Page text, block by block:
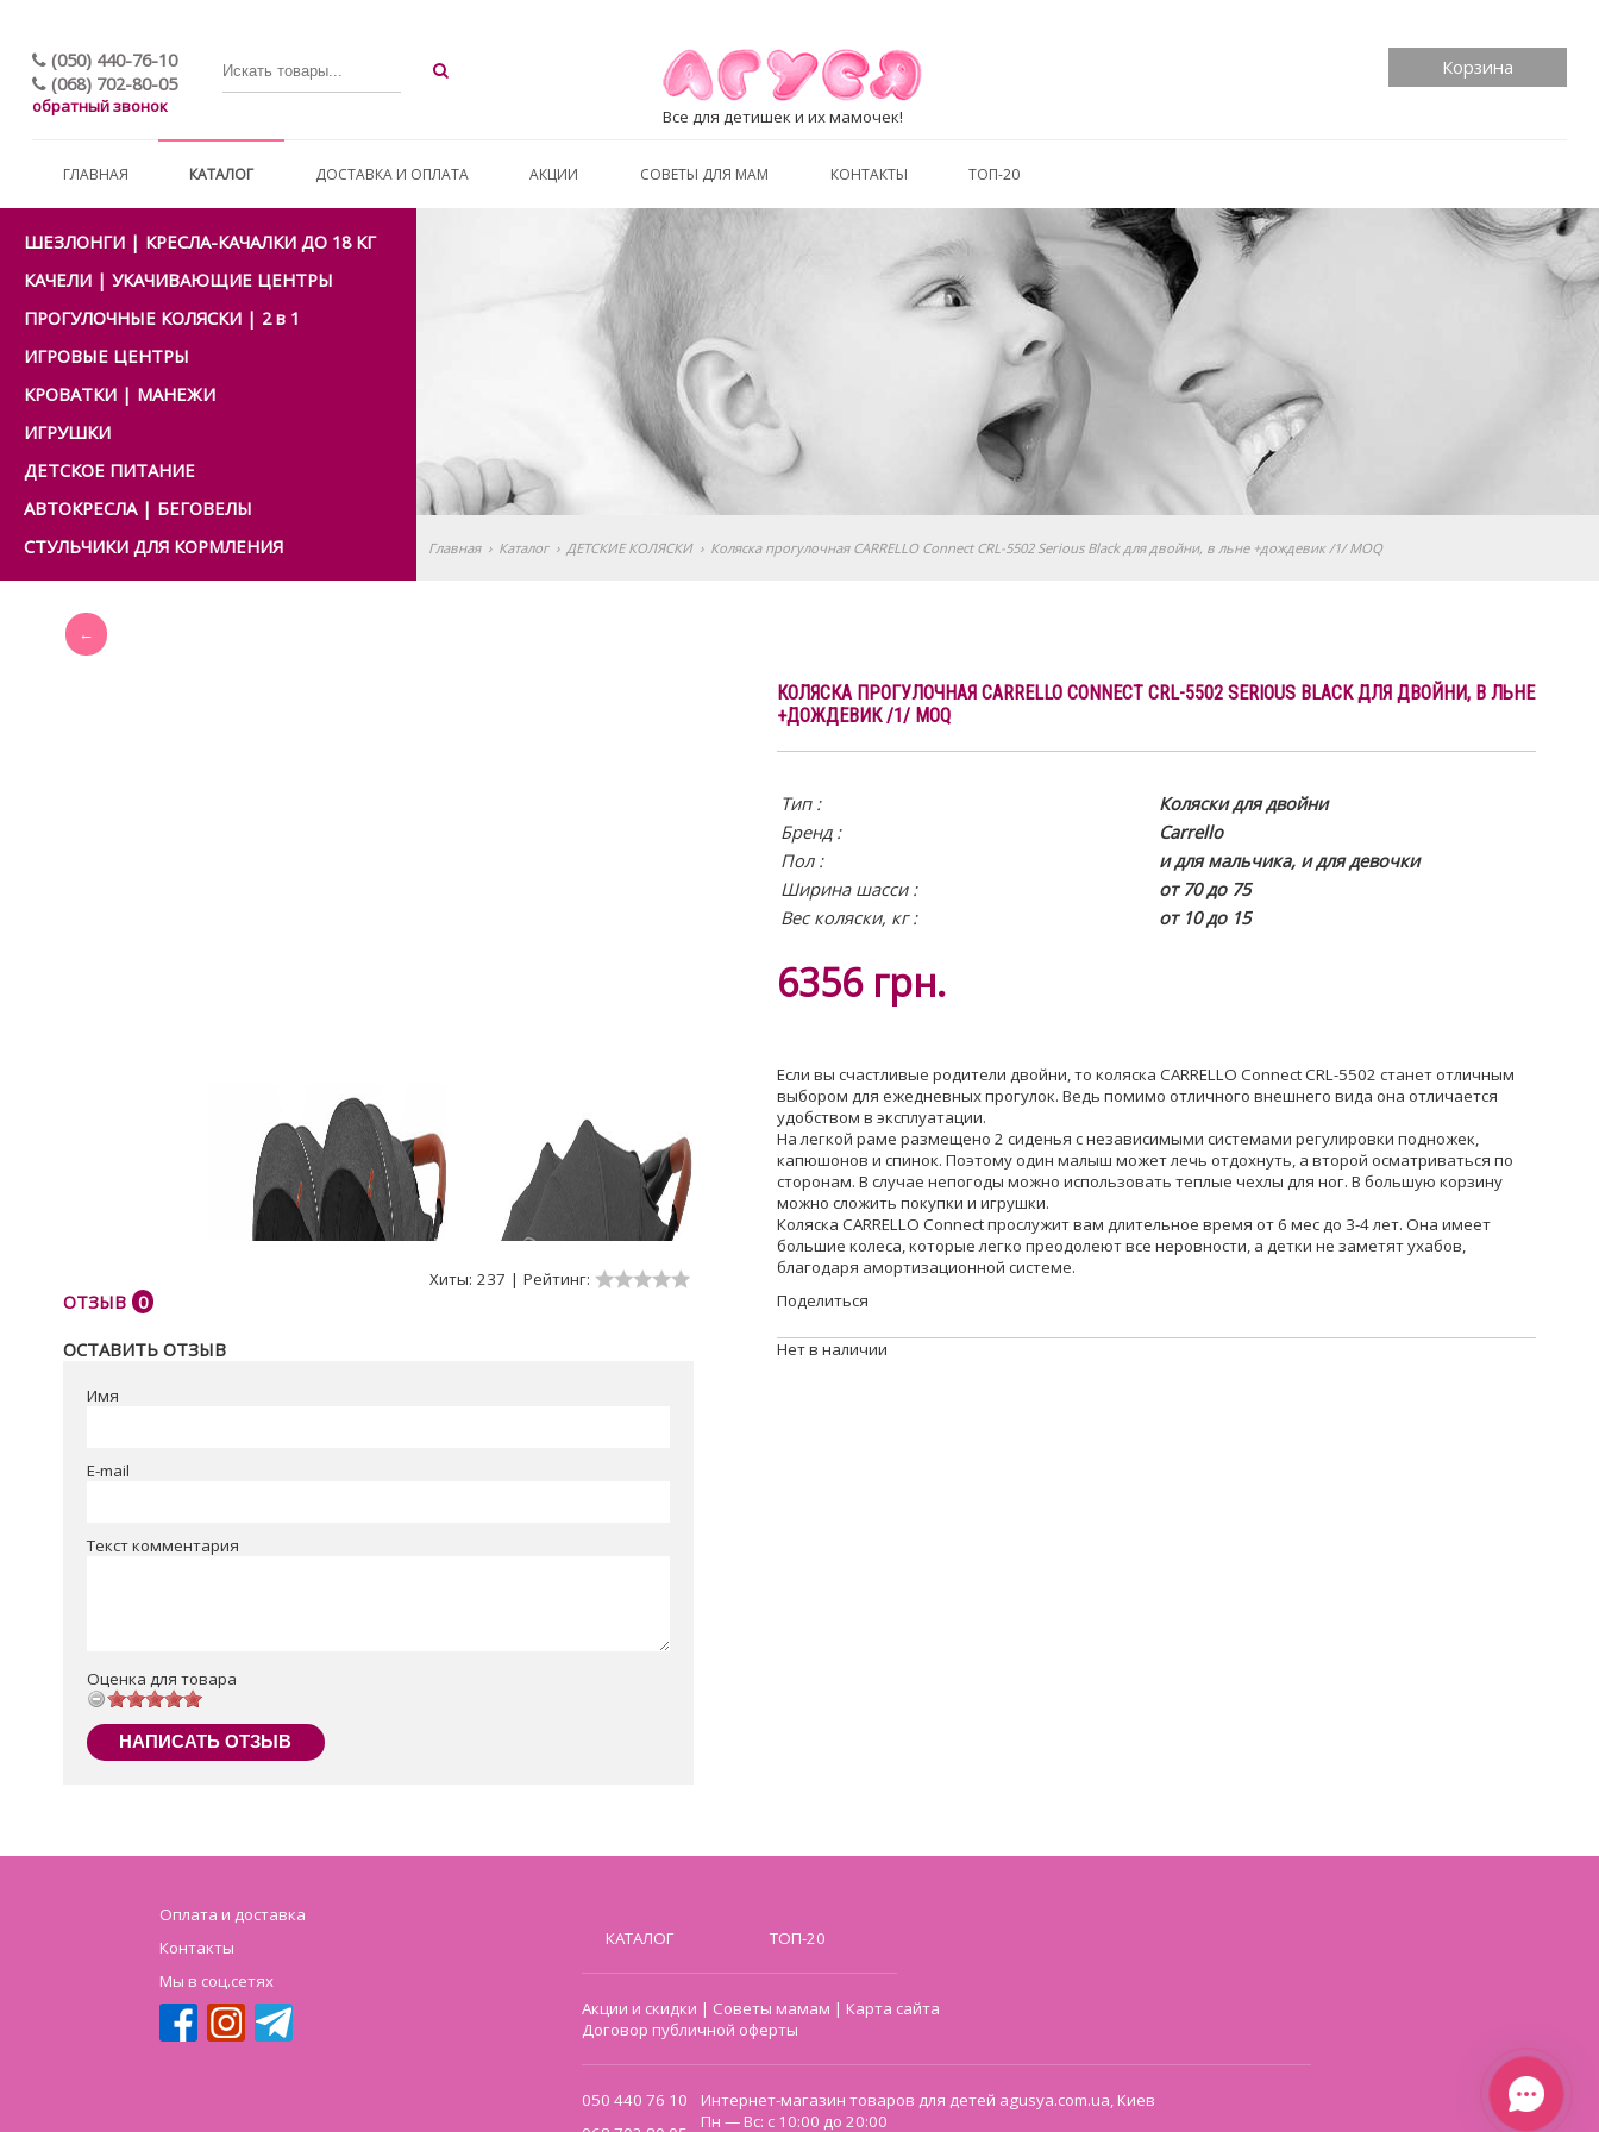
(050) 440-76-10
(068) 702-80-05
обратный звонок Все для детишек и их мамочек!
Корзина
ГЛАВНАЯ КАТАЛОГ ДОСТАВКА И ОПЛАТА АКЦИИ СОВЕТЫ ДЛЯ МАМ КОНТАКТЫ ТОП-20
ШЕЗЛОНГИ | КРЕСЛА-КАЧАЛКИ ДО 18 КГ
КАЧЕЛИ | УКАЧИВАЮЩИЕ ЦЕНТРЫ
ПРОГУЛОЧНЫЕ КОЛЯСКИ | 2 в 1
ИГРОВЫЕ ЦЕНТРЫ
КРОВАТКИ | МАНЕЖИ
ИГРУШКИ
ДЕТСКОЕ ПИТАНИЕ
АВТОКРЕСЛА | БЕГОВЕЛЫ
СТУЛЬЧИКИ ДЛЯ КОРМЛЕНИЯ
Главная › Каталог › ДЕТСКИЕ КОЛЯСКИ › Коляска прогулочная CARRELLO Connect CRL-5502 Serious Black для двойни, в льне +дождевик /1/ MOQ
Хиты: 237 | Рейтинг:
ОТЗЫВ 0
ОСТАВИТЬ ОТЗЫВ
Имя
E-mail
Текст комментария
Оценка для товара
НАПИСАТЬ ОТЗЫВ
КОЛЯСКА ПРОГУЛОЧНАЯ CARRELLO CONNECT CRL-5502 SERIOUS BLACK ДЛЯ ДВОЙНИ, В ЛЬНЕ
+ДОЖДЕВИК /1/ MOQ
Тип :
Коляски для двойни
Бренд :
Carrello
Пол :
и для мальчика, и для девочки
Ширина шасси :
от 70 до 75
Вес коляски, кг :
от 10 до 15
6356 грн.
Если вы счастливые родители двойни, то коляска CARRELLO Connect CRL-5502 станет отличным
выбором для ежедневных прогулок. Ведь помимо отличного внешнего вида она отличается
удобством в эксплуатации.
На легкой раме размещено 2 сиденья с независимыми системами регулировки подножек,
капюшонов и спинок. Поэтому один малыш может лечь отдохнуть, а второй осматриваться по
сторонам. В случае непогоды можно использовать теплые чехлы для ног. В большую корзину
можно сложить покупки и игрушки.
Коляска CARRELLO Connect прослужит вам длительное время от 6 мес до 3-4 лет. Она имеет
большие колеса, которые легко преодолеют все неровности, а детки не заметят ухабов,
благодаря амортизационной системе.
Поделиться
Нет в наличии
Оплата и доставка
Контакты
Мы в соц.сетях
КАТАЛОГ ТОП-20
Акции и скидки | Советы мамам |Карта сайта
Договор публичной оферты
050 440 76 10
Интернет-магазин товаров для детей agusya.com.ua, Киев
Пн — Вс: с 10:00 до 20:00